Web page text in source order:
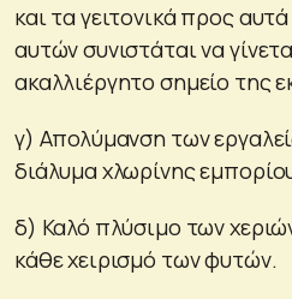
και τα γειτονικά προς
αυτών συνιστάται να
ακαλλιέργητο σημείο της
γ) Απολύμανση των
διάλυμα χλωρίνης
δ) Καλό πλύσιμο των
κάθε χειρισμό των φυτών.